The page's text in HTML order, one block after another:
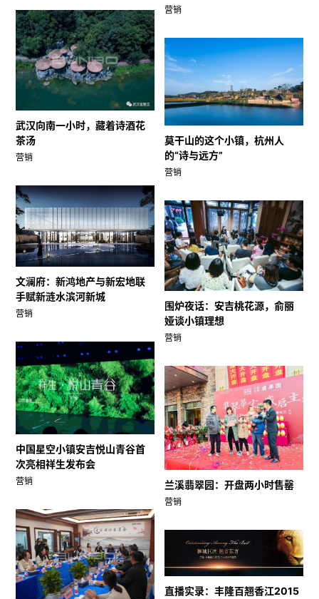
营销
武汉向南一小时，藏着诗酒花
茶汤
营销
莫干山的这个小镇，杭州人
的“诗与远方”
营销
文澜府：新鸿地产与新宏地联
手赋新涟水滨河新城
营销
围炉夜话：安吉桃花源，俞丽
娅谈小镇理想
营销
中国星空小镇安吉悦山青谷首
次亮相祥生发布会
营销 兰溪翡翠园：开盘两小时售罄
营销
直播实录：丰隆百翘香江2015